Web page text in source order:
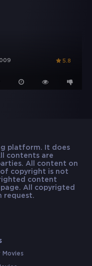
5.8
platform. It does
contents are
All content on
copyright is not
content
All copyrigted
request.
Movies